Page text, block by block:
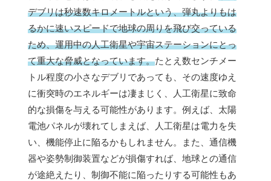
デブリは秒速数キロメートルという、弾丸よりもは
るかに速いスピードで地球の周りを飛び交っている
ため、運用中の人工衛星や宇宙ステーションにとっ
て重大な脅威となっています。たとえ数センチメー
トル程度の小さなデブリであっても、その速度ゆえ
に衝突時のエネルギーは凄まじく、人工衛星に致命
的な損傷を与える可能性があります。例えば、太陽
電池パネルが壊れてしまえば、人工衛星は電力を失
い、機能停止に陥るかもしれません。また、通信機
器や姿勢制御装置などが損傷すれば、地球との通信
が途絶えたり、制御不能に陥ったりする可能性もあ